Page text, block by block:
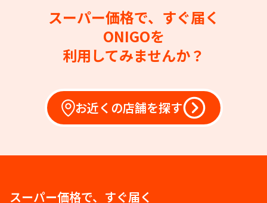
スーパー価格で、すぐ届く
ONIGOを
利用してみませんか？
お近くの店舗を探す
スーパー価格で、すぐ届く